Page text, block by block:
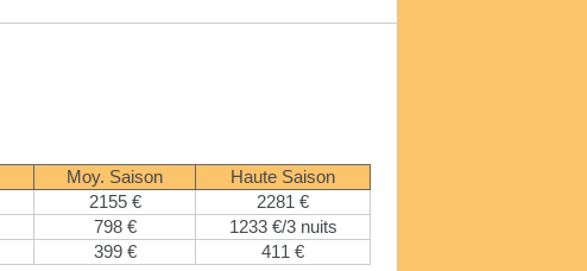
Moy. Saison
Haute Saison
2155 €
2281 €
798 €
1233 €/3 nuits
399 € 411 €